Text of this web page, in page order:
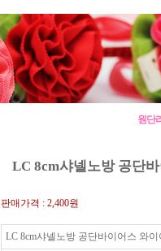
원단
LC 8cm샤넬노방 공단
판매가격 : 2,400원
LC 8cm샤넬노방 공단바이어스 와